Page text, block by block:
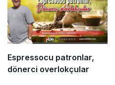
Espressocu patronlar,
dönerci overlokçular